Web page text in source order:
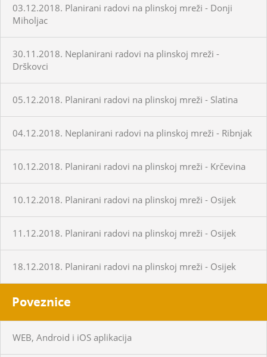
03.12.2018. Planirani radovi na plinskoj mreži - Donji
Miholjac
30.11.2018. Neplanirani radovi na plinskoj mreži -
Drškovci
05.12.2018. Planirani radovi na plinskoj mreži - Slatina
04.12.2018. Neplanirani radovi na plinskoj mreži - Ribnjak
10.12.2018. Planirani radovi na plinskoj mreži - Krčevina
10.12.2018. Planirani radovi na plinskoj mreži - Osijek
11.12.2018. Planirani radovi na plinskoj mreži - Osijek
18.12.2018. Planirani radovi na plinskoj mreži - Osijek
Poveznice
WEB, Android i iOS aplikacija